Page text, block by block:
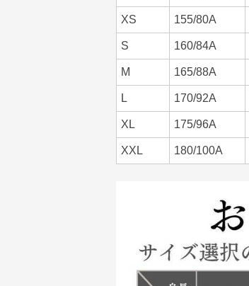
XS 155/80A
S 160/84A
M 165/88A
L 170/92A
XL 175/96A
XXL 180/100A